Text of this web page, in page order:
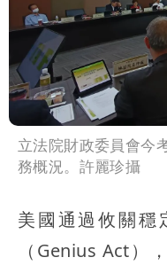
立法院財政委員會今
務概況。許麗珍攝
美國通過攸關穩
（Genius Act）